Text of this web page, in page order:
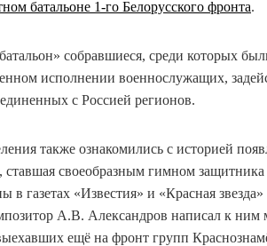
батальоне 1-го Белорусского фронта.
собравшиеся, среди которых
исполнении военнослужащих,
с Россией регионов.
также ознакомились с историей
своеобразным гимном защитника
газетах «Известия» и «Красная
А.В. Александров написал к ним
ещё на фронт групп